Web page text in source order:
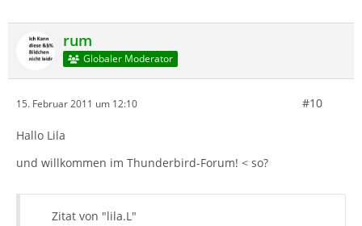
rum
Globaler Moderator
15. Februar 2011 um 12:10 #10
Hallo Lila
und willkommen im Thunderbird-Forum! < so?
Zitat von "lila.L"